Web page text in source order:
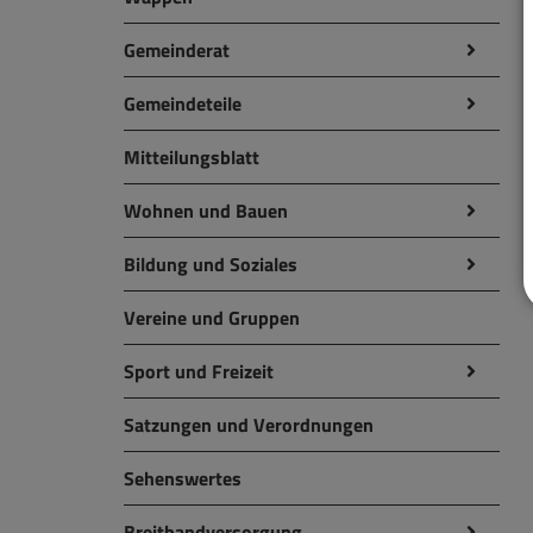
Gemeinderat
Gemeindeteile
Mitteilungsblatt
Wohnen und Bauen
Bildung und Soziales
Vereine und Gruppen
Sport und Freizeit
Satzungen und Verordnungen
Sehenswertes